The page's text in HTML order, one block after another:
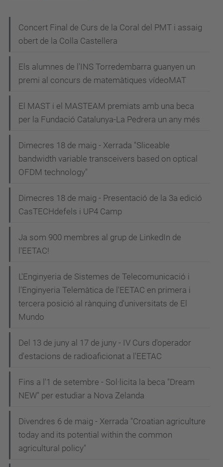
g
c
Concert Final de Curs de la Coral del PMT i assaig
obert de la Colla Castellera
Els alumnes de l'INS Torredembarra guanyen un
premi al concurs de matemàtiques vídeoMAT
El MAST i el MASTEAM premiats amb una beca
per la Fundació Catalunya-La Pedrera un any més
Dimecres 18 de maig - Xerrada "Sliceable
bandwidth variable transceivers based on optical
OFDM technology"
Dimecres 18 de maig - Presentació de la 3a edició
CasTECHdefels i UP4 Camp
Ja som 900 membres al grup de LinkedIn de
l'EETAC!
L'Enginyeria de Sistemes de Telecomunicació i
l'Enginyeria Telemàtica de l'EETAC en primera i
tercera posició al rànquing d'universitats de El
Mundo
Del 13 de juny al 17 de juny - IV Curs d'operador
d'estacions de radioaficionat a l'EETAC
Fins a l'1 de setembre - Sol·licita la beca "Dream
NEW" per estudiar a Nova Zelanda
Divendres 6 de maig - Xerrada "Croatian agriculture
today and its potential within the common
agricultural policy"